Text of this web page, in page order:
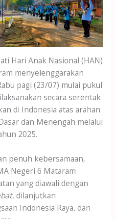
Hari Anak Nasional (HAN)
menyelenggarakan
pagi (23/07) mulai pukul
secara serentak
di Indonesia atas arahan
dan Menengah melalui
2025.
penuh kebersamaan,
Negeri 6 Mataram
yang diawali dengan
, dilanjutkan
Indonesia Raya, dan